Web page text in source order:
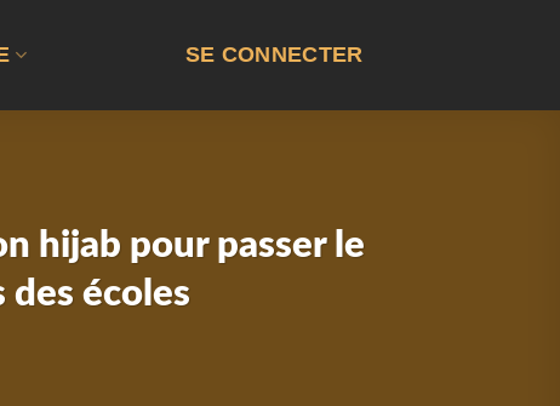
SE CONNECTER
hijab pour passer le
écoles